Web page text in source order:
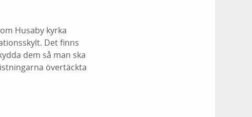
Husaby kyrka
Det finns
dem så man ska
övertäckta